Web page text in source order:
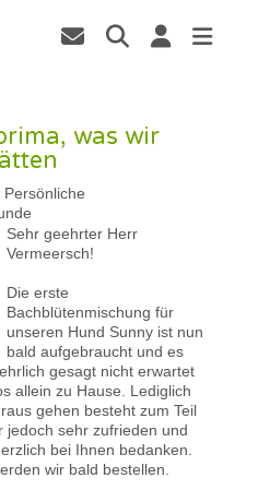
was wir
Persönliche
Sehr geehrter Herr
Vermeersch!
Die erste
Bachblütenmischung für
unseren Hund Sunny ist nun
bald aufgebraucht und es
gesagt nicht erwartet
allein zu Hause. Lediglich
gehen besteht zum Teil
jedoch sehr zufrieden und
bei Ihnen bedanken.
wir bald bestellen.